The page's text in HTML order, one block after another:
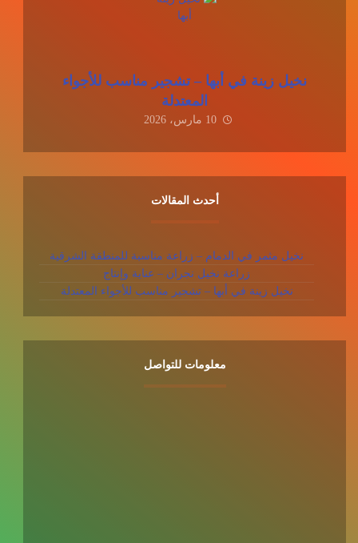
نخيل زينة في أبها – تشجير مناسب للأجواء
المعتدلة
10 مارس، 2026
أحدث المقالات
نخيل مثمر في الدمام – زراعة مناسبة للمنطقة الشرقية
زراعة نخيل نجران – عناية وإنتاج
نخيل زينة في أبها – تشجير مناسب للأجواء المعتدلة
معلومات للتواصل